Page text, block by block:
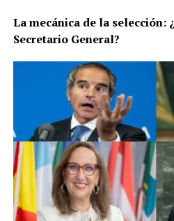
La mecánica de la selección:
Secretario General?